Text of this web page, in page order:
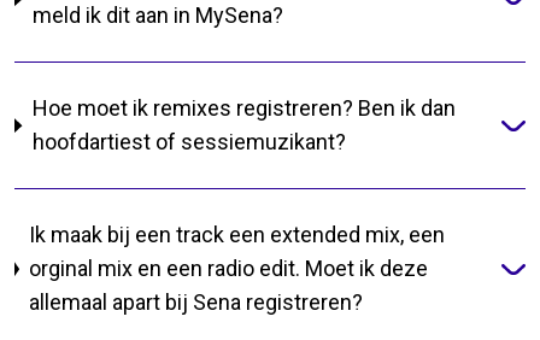
meld ik dit aan in MySena?
Hoe moet ik remixes registreren? Ben ik dan
hoofdartiest of sessiemuzikant?
Ik maak bij een track een extended mix, een
orginal mix en een radio edit. Moet ik deze
allemaal apart bij Sena registreren?